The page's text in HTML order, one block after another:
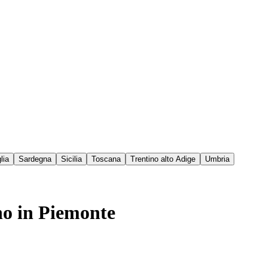
Sardegna Sicilia Toscana Trentino alto Adige
Umbria
in Piemonte